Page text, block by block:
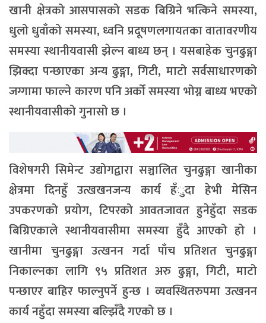
खानी क्षेत्रको आसपासको सडक बिग्रिने भत्किने समस्या,
धुलो धुवाँको समस्या, ध्वनि प्रदूषणलगायतका वातावरणीय
समस्या स्थानीयवासी झेल्न बाध्य छन् । यसबाहेक चुनढुङ्गा
झिक्दा पन्छाएका अन्य ढुङ्गा, गिटी, माटो सर्वसाधारणको
जग्गामा फाल्ने कारण पनि अर्को समस्या भोग्न बाध्य भएको
स्थानीयवासीको गुनासो छ ।
विशेषगरी सिमेन्ट उद्योगद्वारा सञ्चालित चुनढुङ्गा खानीका
क्षेत्रमा दिनहुँ उत्खखनजन्य कार्य हँुदा हेभी मेसिन
उपकरणको प्रयोग, टिपरको आवतजावत हुनेहुँदा सडक
बिग्रिएकाले स्थानीयवासीमा समस्या हुँदै आएको हो ।
खानीमा चुनढुङ्गा उत्खनन गर्दा पाँच प्रतिशत चुनढुङ्गा
निकाल्नका लागि ९५ प्रतिशत अरु ढुङ्गा, गिटी, माटो
पन्छाएर बाहिर फाल्नुपर्ने हुन्छ । व्यवस्थितरुपमा उत्खनन
कार्य नहुँदा समस्या बल्झिँदै गएको छ ।